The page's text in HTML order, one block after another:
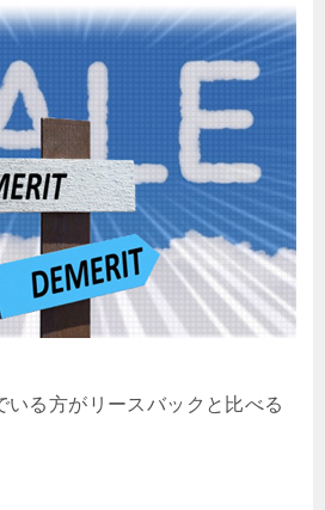
いる方がリースバックと比べる